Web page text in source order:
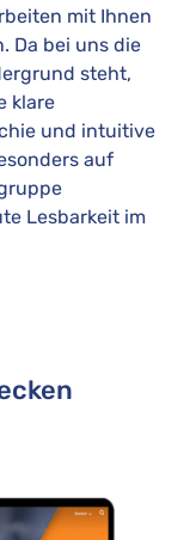
mit Ihnen
Da bei uns die
steht,
klare
und intuitive
auf
Lesbarkeit im